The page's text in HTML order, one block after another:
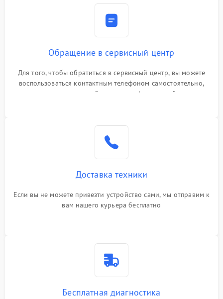
Обращение в сервисный центр
Для того, чтобы обратиться в сервисный центр, вы можете
воспользоваться контактным телефоном самостоятельно,
или оставить свой номер телефона на сайте
Доставка техники
Если вы не можете привезти устройство сами, мы отправим к
вам нашего курьера бесплатно
Бесплатная диагностика